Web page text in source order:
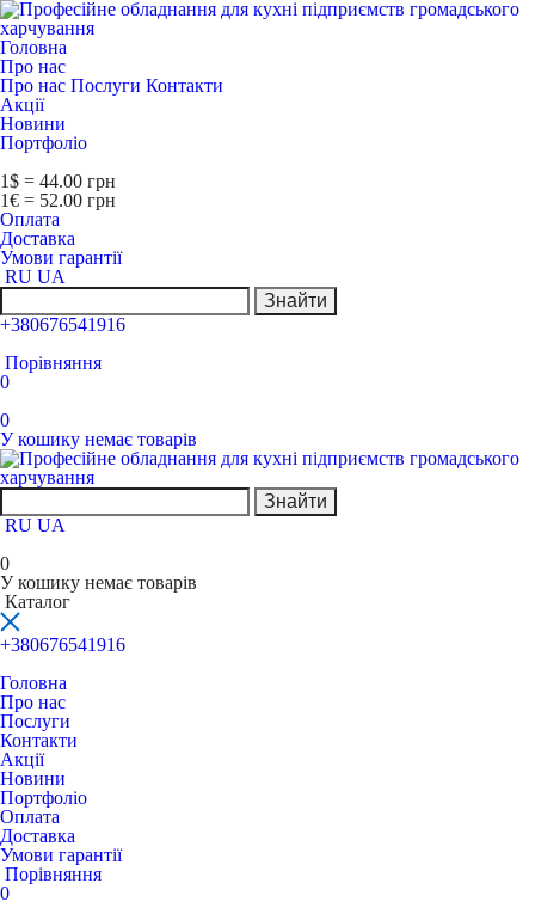
Головна
Про нас
Про нас Послуги Контакти
Акції
Новини
Портфоліо
1$ = 44.00 грн
1€ = 52.00 грн
Оплата
Доставка
Умови гарантії
RU UA
Знайти
+380676541916
Порівняння
0
0
У кошику немає товарів
Знайти
RU UA
0
У кошику немає товарів
Каталог
+380676541916
Головна
Про нас
Послуги
Контакти
Акції
Новини
Портфоліо
Оплата
Доставка
Умови гарантії
Порівняння
0